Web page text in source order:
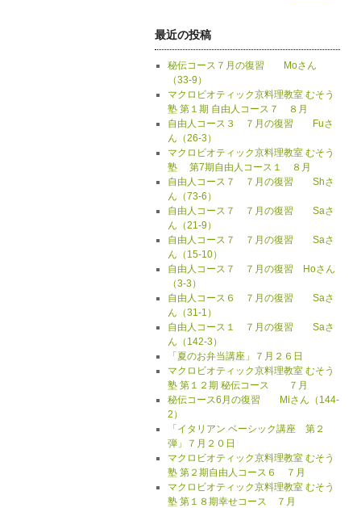
最近の投稿
秘伝コース７月の復習 Moさん
（33-9）
マクロビオティック京料理教室 むそう
塾 第１期 自由人コース７ ８月
自由人コース３ ７月の復習 Fuさ
ん（26-3）
マクロビオティック京料理教室 むそう
塾 第7期自由人コース１ ８月
自由人コース７ ７月の復習 Shさ
ん（73-6）
自由人コース７ ７月の復習 Saさ
ん（21-9）
自由人コース７ ７月の復習 Saさ
ん（15-10）
自由人コース７ ７月の復習 Hoさん
（3-3）
自由人コース６ ７月の復習 Saさ
ん（31-1）
自由人コース１ ７月の復習 Saさ
ん（142-3）
「夏のお弁当講座」７月２６日
マクロビオティック京料理教室 むそう
塾 第１２期 秘伝コース ７月
秘伝コース6月の復習 Miさん（144-
2）
「イタリアン ベーシック講座 第２
弾」７月２０日
マクロビオティック京料理教室 むそう
塾 第２期自由人コース６ ７月
マクロビオティック京料理教室 むそう
塾 第１８期幸せコース ７月